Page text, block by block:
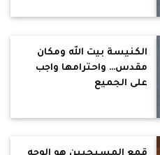
الكنيسة بيت الله ومكان
مقدس… واحترامها واجب
على الجميع